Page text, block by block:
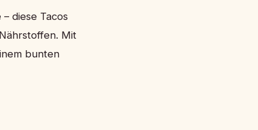
diese Tacos
Mit
bunten